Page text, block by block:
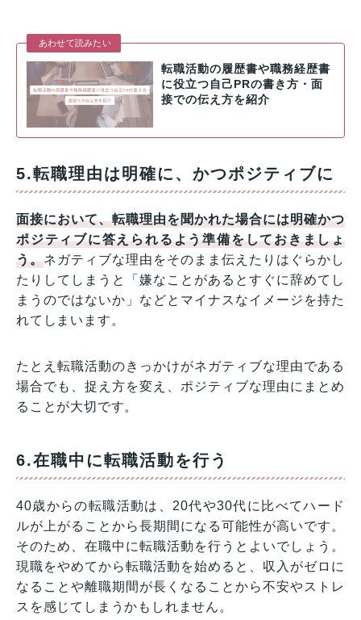
あわせて読みたい
転職活動の履歴書や職務経歴書
に役立つ自己PRの書き方・面
接での伝え方を紹介
5.転職理由は明確に、かつポジティブに
面接において、転職理由を聞かれた場合には明確かつ
ポジティブに答えられるよう準備をしておきましょ
う。ネガティブな理由をそのまま伝えたりはぐらかし
たりしてしまうと「嫌なことがあるとすぐに辞めてし
まうのではないか」などとマイナスなイメージを持た
れてしまいます。
たとえ転職活動のきっかけがネガティブな理由である
場合でも、捉え方を変え、ポジティブな理由にまとめ
ることが大切です。
6.在職中に転職活動を行う
40歳からの転職活動は、20代や30代に比べてハード
ルが上がることから長期間になる可能性が高いです。
そのため、在職中に転職活動を行うとよいでしょう。
現職をやめてから転職活動を始めると、収入がゼロに
なることや離職期間が長くなることから不安やストレ
スを感じてしまうかもしれません。